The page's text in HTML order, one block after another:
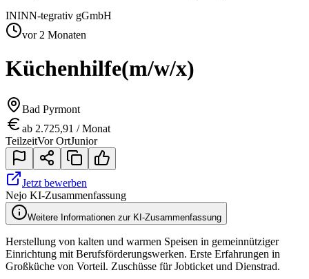
ININN-tegrativ gGmbH
vor 2 Monaten
Küchenhilfe(m/w/x)
Bad Pyrmont
ab 2.725,91 / Monat
TeilzeitVor OrtJunior
Jetzt bewerben
Nejo KI-Zusammenfassung
Weitere Informationen zur KI-Zusammenfassung
Herstellung von kalten und warmen Speisen in gemeinnütziger
Einrichtung mit Berufsförderungswerken. Erste Erfahrungen in
Großküche von Vorteil. Zuschüsse für Jobticket und Dienstrad.